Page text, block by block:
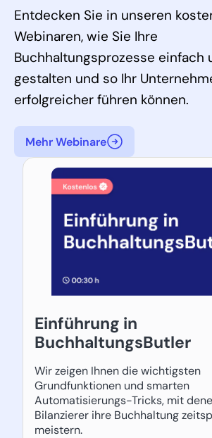
Entdecken Sie in unseren
Webinaren, wie Sie Ihre
Buchhaltungsprozesse einfach
gestalten und so Ihr
erfolgreicher führen können.
Mehr Webinare
Einführung in
BuchhaltungsButler
Wir zeigen Ihnen die wichtigsten
Grundfunktionen und smarten
Automatisierungs-Tricks, mit
Bilanzierer ihre Buchhaltung
meistern.